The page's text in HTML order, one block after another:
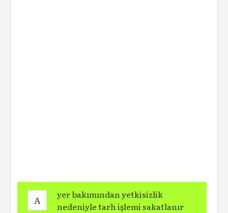
A
yer bakımından yetkisizlik
nedeniyle tarh işlemi sakatlanır